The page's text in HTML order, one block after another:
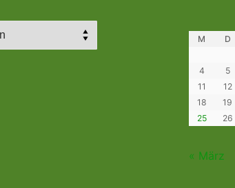
M D
4
5
11
12
18
19
25
26
« März